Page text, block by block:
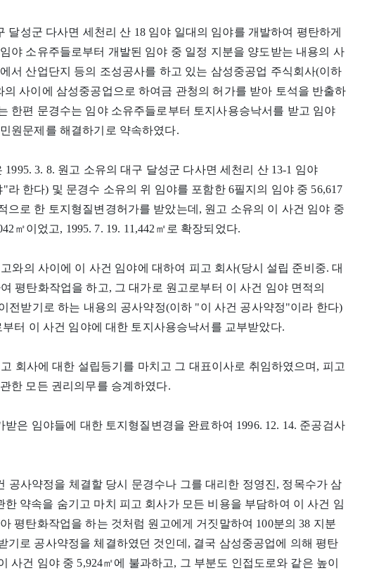
달성군 다사면 세천리 산 18 임야 일대의 임야를 개발하여 평탄하게
야 소유주들로부터 개발된 임야 중 일정 지분을 양도받는 내용의 사
서 산업단지 등의 조성공사를 하고 있는 삼성중공업 주식회사(이하
사이에 삼성중공업으로 하여금 관청의 허가를 받아 토석을 반출하
한편 문경수는 임야 소유주들로부터 토지사용승낙서를 받고 임야
원문제를 해결하기로 약속하였다.
3. 8. 원고 소유의 대구 달성군 다사면 세천리 산 13-1 임야
라 한다) 및 문경수 소유의 위 임야를 포함한 6필지의 임야 중 56,617
으로 한 토지형질변경허가를 받았는데, 원고 소유의 이 사건 임야 중
㎡이었고, 1995. 7. 19. 11,442㎡로 확장되었다.
와의 사이에 이 사건 임야에 대하여 피고 회사(당시 설립 준비중. 대
평탄화작업을 하고, 그 대가로 원고로부터 이 사건 임야 면적의
전받기로 하는 내용의 공사약정(이하 "이 사건 공사약정"이라 한다)
터 이 사건 임야에 대한 토지사용승낙서를 교부받았다.
회사에 대한 설립등기를 마치고 그 대표이사로 취임하였으며, 피고
한 모든 권리의무를 승계하였다.
은 임야들에 대한 토지형질변경을 완료하여 1996. 12. 14. 준공검사
공사약정을 체결할 당시 문경수나 그를 대리한 정영진, 정목수가 삼
한 약속을 숨기고 마치 피고 회사가 모든 비용을 부담하여 이 사건 임
평탄화작업을 하는 것처럼 원고에게 거짓말하여 100분의 38 지분
기로 공사약정을 체결하였던 것인데, 결국 삼성중공업에 의해 평탄
사건 임야 중 5,924㎡에 불과하고, 그 부분도 인접도로와 같은 높이